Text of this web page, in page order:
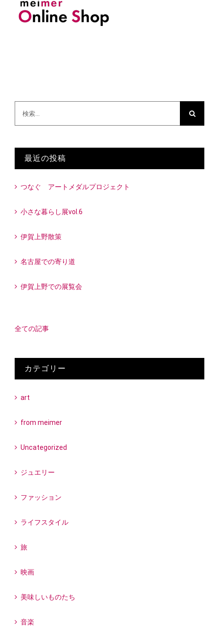
最近の投稿
つなぐ アートメダルプロジェクト
小さな暮らし展vol.6
伊賀上野散策
名古屋での寄り道
伊賀上野での展覧会
全ての記事
カテゴリー
art
from meimer
Uncategorized
ジュエリー
ファッション
ライフスタイル
旅
映画
美味しいものたち
音楽